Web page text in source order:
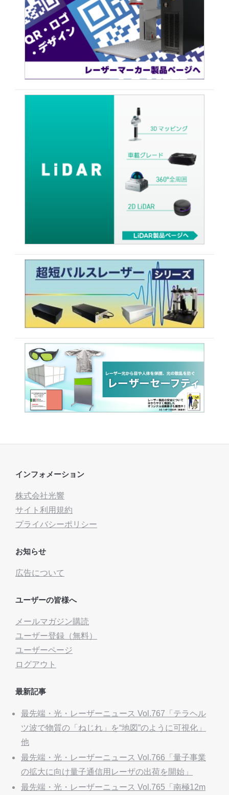
インフォメーション
株式会社光響
サイト利用規約
プライバシーポリシー
お知らせ
広告について
ユーザーの皆様へ
メールマガジン購読
ユーザー登録（無料）
ユーザーページ
ログアウト
最新記事
最先端・光・レーザーニュース Vol.767「テラヘル
ツ波で物質の「ねじれ」を“地図”のように可視化」
他
最先端・光・レーザーニュース Vol.766「量子事業
の拡大に向け量子通信用レーザの出荷を開始」
最先端・光・レーザーニュース Vol.765「南極12m